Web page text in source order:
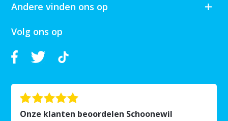
Andere vinden ons op
Volg ons op
Onze klanten beoordelen Schoonewil